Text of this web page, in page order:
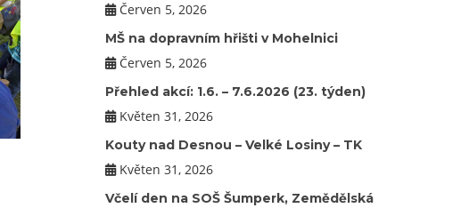
Červen 5, 2026
MŠ na dopravním hřišti v Mohelnici
Červen 5, 2026
Přehled akcí: 1.6. – 7.6.2026 (23. týden)
Květen 31, 2026
Kouty nad Desnou – Velké Losiny – TK
Květen 31, 2026
Včelí den na SOŠ Šumperk, Zemědělská